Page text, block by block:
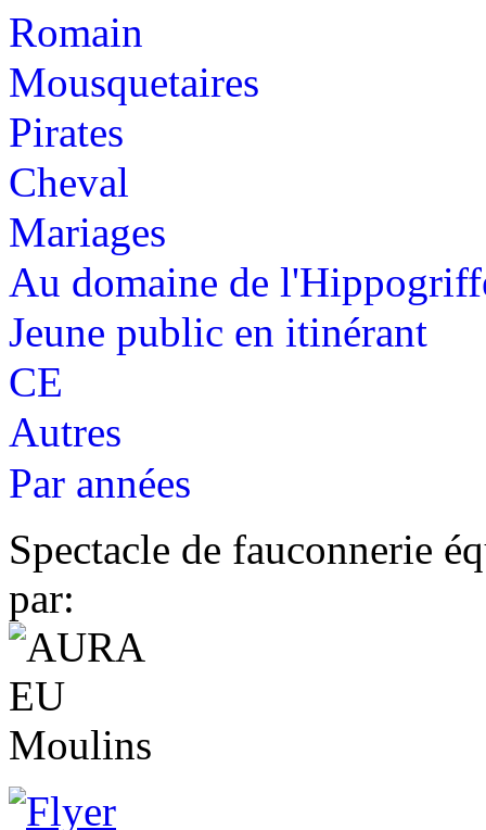
Romain
Mousquetaires
Pirates
Cheval
Mariages
Au domaine de
Jeune public en itinérant
CE
Autres
Par années
Spectacle de fauconnerie
par: